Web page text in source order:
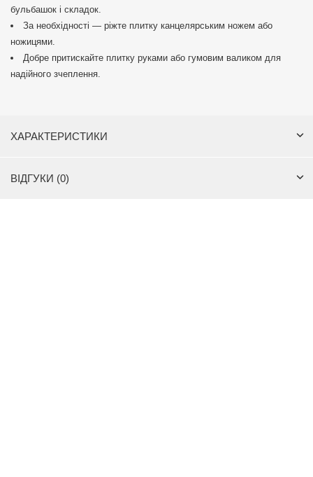
бульбашок і складок.
За необхідності — ріжте плитку канцелярським ножем або
ножицями.
Добре притискайте плитку руками або гумовим валиком для
надійного зчеплення.
ХАРАКТЕРИСТИКИ
ВІДГУКИ (0)